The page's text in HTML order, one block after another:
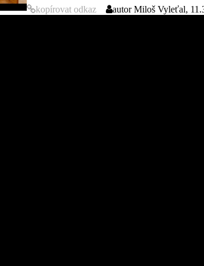
kopírovat odkaz autorMiloš Vyleťal,